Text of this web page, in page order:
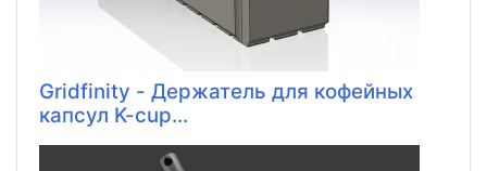
Gridfinity - Держатель для кофейных
капсул K-cup...